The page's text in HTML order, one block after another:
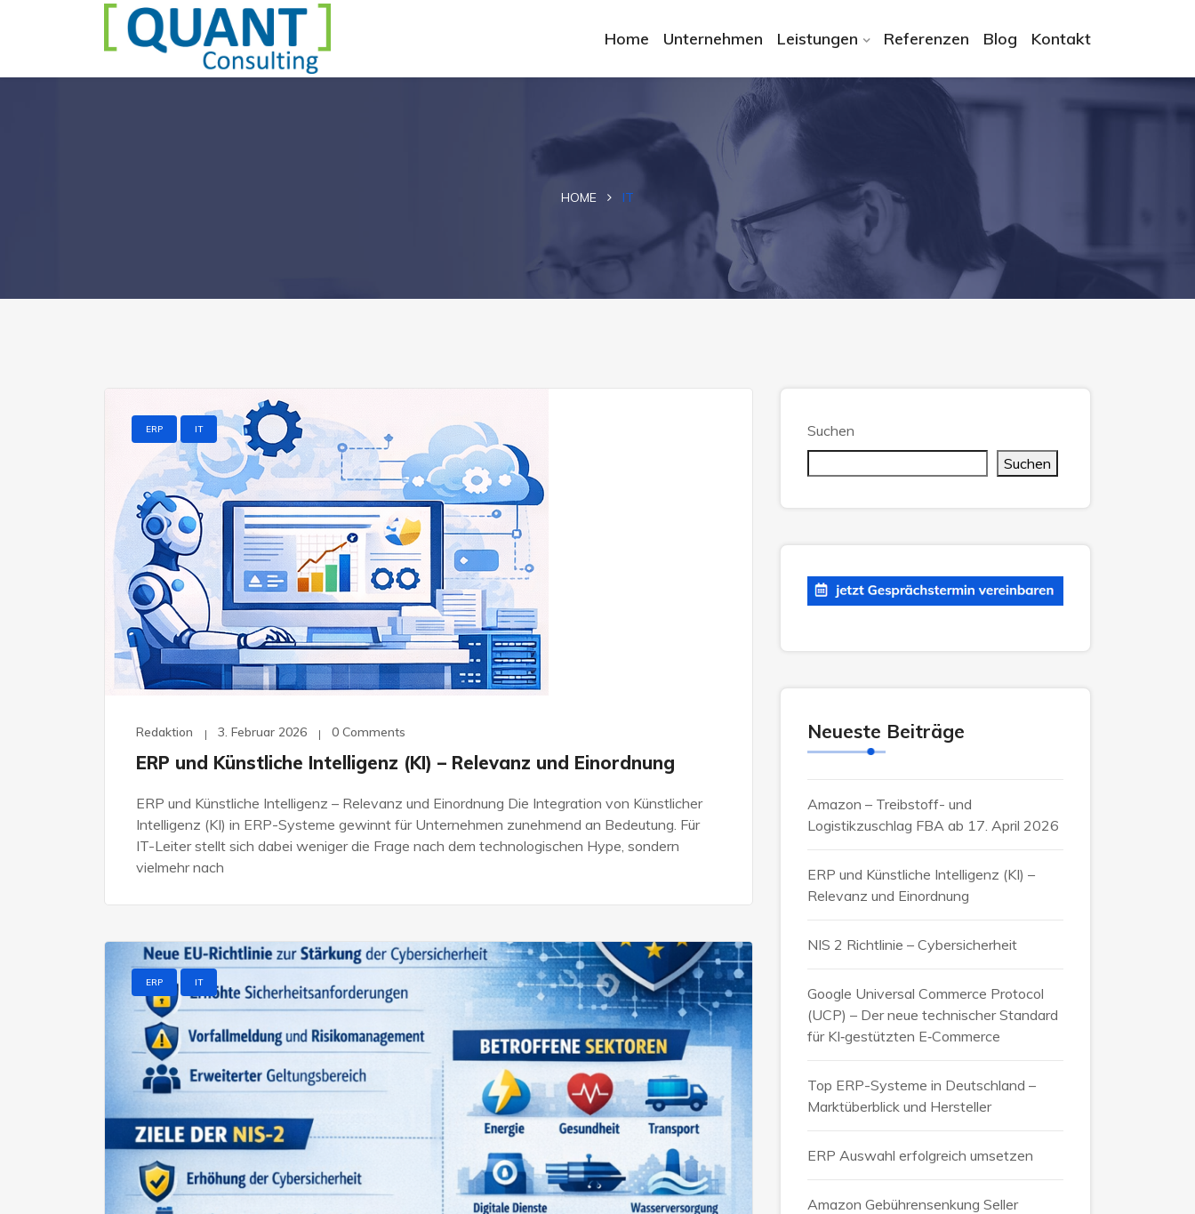
Home Unternehmen Leistungen Referenzen Blog Kontakt
HOME IT
ERP IT
Redaktion 3. Februar 2026 0 Comments
ERP und Künstliche Intelligenz (KI) – Relevanz und Einordnung
ERP und Künstliche Intelligenz – Relevanz und Einordnung Die Integration von Künstlicher
Intelligenz (KI) in ERP-Systeme gewinnt für Unternehmen zunehmend an Bedeutung. Für
IT-Leiter stellt sich dabei weniger die Frage nach dem technologischen Hype, sondern
vielmehr nach
ERP IT
Suchen
Suchen
Neueste Beiträge
Amazon – Treibstoff- und
Logistikzuschlag FBA ab 17. April 2026
ERP und Künstliche Intelligenz (KI) –
Relevanz und Einordnung
NIS 2 Richtlinie – Cybersicherheit
Google Universal Commerce Protocol
(UCP) – Der neue technischer Standard
für KI‑gestützten E‑Commerce
Top ERP-Systeme in Deutschland –
Marktüberblick und Hersteller
ERP Auswahl erfolgreich umsetzen
Amazon Gebührensenkung Seller